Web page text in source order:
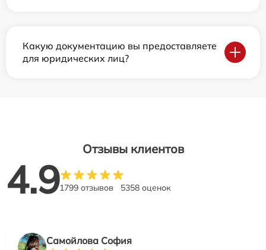
Какую документацию вы предоставляете
для юридических лиц?
Отзывы клиентов
4.91799 отзывов 5358 оценок
Самойлова София